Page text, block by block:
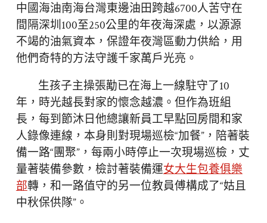
中國海油南海台灣東邊油田跨越6700人苦守在
間隔深圳100至250公里的年夜海深處，以源源
不竭的油氣資本，保證年夜灣區動力供給，用
他們奇特的方法守護千家萬戶光亮。
生孩子主操張勱已在海上一線駐守了10
年，時光越長對家的懷念越濃。但作為班組
長，每到節沐日他總讓新員工早點回房間和家
人錄像連線，本身則對現場巡檢“加餐”，陪著裝
備一路“團聚”，每兩小時停止一次現場巡檢，丈
量著裝備參數，檢討著裝備運女大生包養俱樂
部轉，和一路值守的另一位教員傅構成了“姑且
中秋保供隊”。